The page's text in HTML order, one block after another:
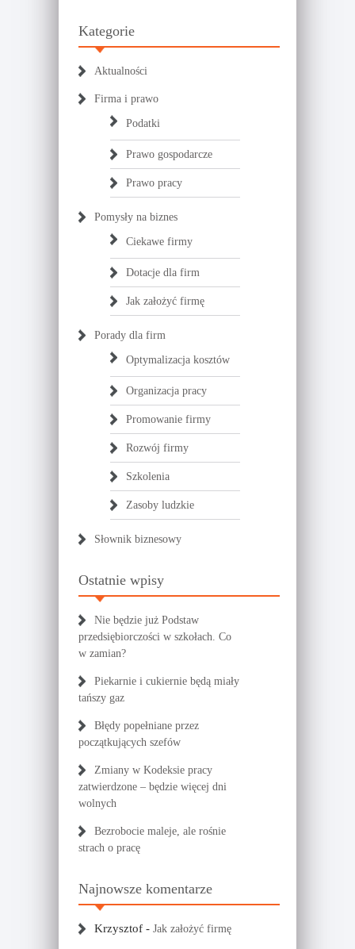
Kategorie
Aktualności
Firma i prawo
Podatki
Prawo gospodarcze
Prawo pracy
Pomysły na biznes
Ciekawe firmy
Dotacje dla firm
Jak założyć firmę
Porady dla firm
Optymalizacja kosztów
Organizacja pracy
Promowanie firmy
Rozwój firmy
Szkolenia
Zasoby ludzkie
Słownik biznesowy
Ostatnie wpisy
Nie będzie już Podstaw
przedsiębiorczości w szkołach. Co
w zamian?
Piekarnie i cukiernie będą miały
tańszy gaz
Błędy popełniane przez
początkujących szefów
Zmiany w Kodeksie pracy
zatwierdzone – będzie więcej dni
wolnych
Bezrobocie maleje, ale rośnie
strach o pracę
Najnowsze komentarze
Krzysztof - Jak założyć firmę